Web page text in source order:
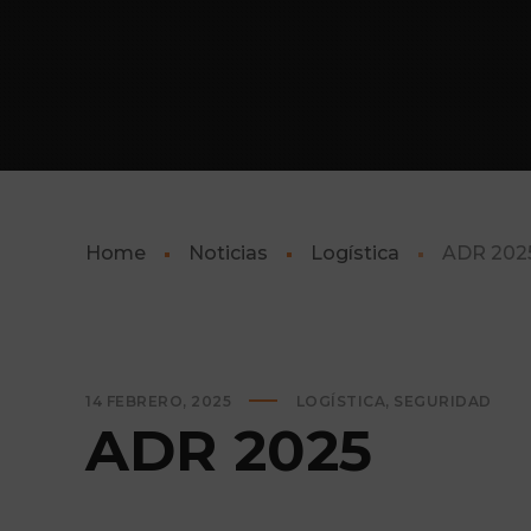
Home Noticias Logística ADR
14 FEBRERO, 2025 LOGÍSTICA, SEGURIDAD
ADR 2025